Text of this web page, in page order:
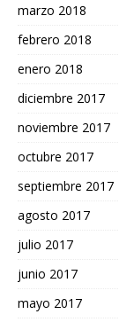
marzo 2018
febrero 2018
enero 2018
diciembre 2017
noviembre 2017
octubre 2017
septiembre 2017
agosto 2017
julio 2017
junio 2017
mayo 2017